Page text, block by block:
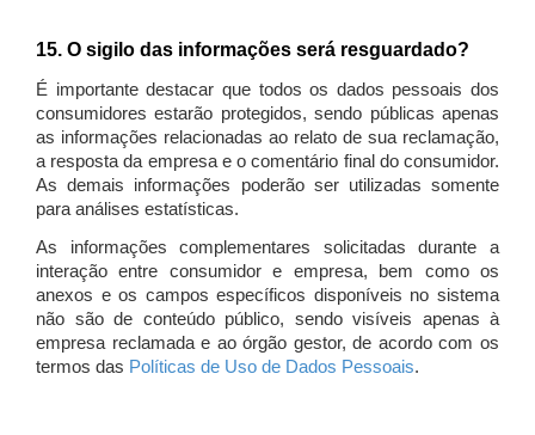
15. O sigilo das informações será resguardado?
É importante destacar que todos os dados pessoais dos
consumidores estarão protegidos, sendo públicas apenas
as informações relacionadas ao relato de sua reclamação,
a resposta da empresa e o comentário final do consumidor.
As demais informações poderão ser utilizadas somente
para análises estatísticas.
As informações complementares solicitadas durante a
interação entre consumidor e empresa, bem como os
anexos e os campos específicos disponíveis no sistema
não são de conteúdo público, sendo visíveis apenas à
empresa reclamada e ao órgão gestor, de acordo com os
termos das Políticas de Uso de Dados Pessoais.